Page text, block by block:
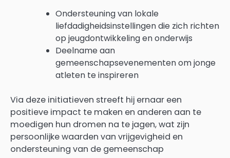
Ondersteuning van lokale
liefdadigheidsinstellingen die zich richten
op jeugdontwikkeling en onderwijs
Deelname aan
gemeenschapsevenementen om jonge
atleten te inspireren
Via deze initiatieven streeft hij ernaar een
positieve impact te maken en anderen aan te
moedigen hun dromen na te jagen, wat zijn
persoonlijke waarden van vrijgevigheid en
ondersteuning van de gemeenschap